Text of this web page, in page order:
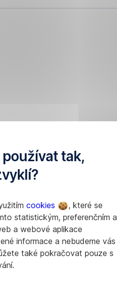
používat tak,
cookies
, které se
statistickým, preferenčním a
a webové aplikace
informace a nebudeme vás
také pokračovat pouze s